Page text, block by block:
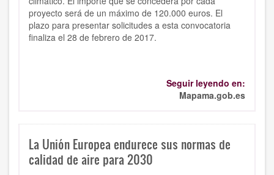
proyecto será de un máximo de 120.000 euros. El
plazo para presentar solicitudes a esta convocatoria
finaliza el 28 de febrero de 2017.
Seguir leyendo en:
Mapama.gob.es
La Unión Europea endurece sus normas de
calidad de aire para 2030